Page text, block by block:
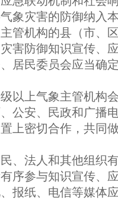
象灾害的防御纳入
管机构的县（市、
害防御知识宣传、
居民委员会应当确
以上气象主管机构
公安、民政和广播
上密切合作，共同
、法人和其他组织
序参与知识宣传、
报纸、电信等媒体